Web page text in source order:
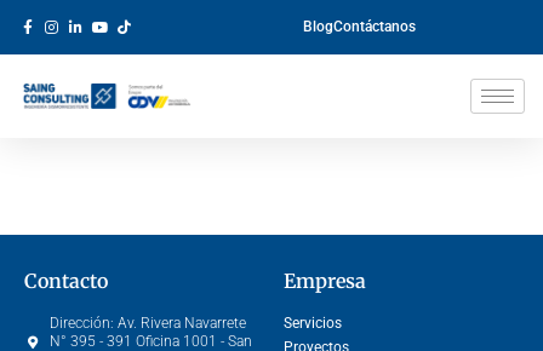
BlogContáctanos
Contacto
Dirección: Av. Rivera Navarrete
N° 395 - 391 Oficina 1001 - San
Empresa
Servicios
Proyectos